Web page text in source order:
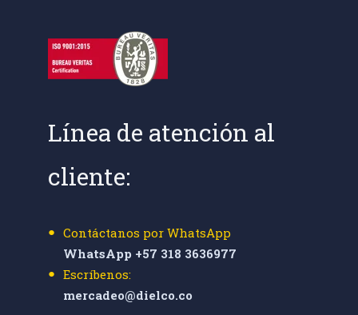
Línea de atención al
cliente:
Contáctanos por WhatsApp
WhatsApp +57 318 3636977
Escríbenos:
mercadeo@dielco.co